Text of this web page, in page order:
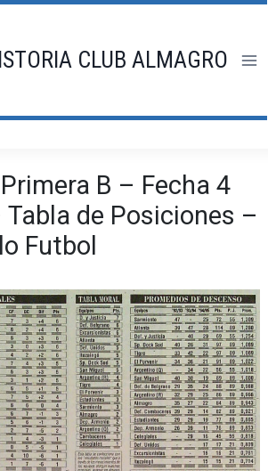
CLUB ALMAGRO
B – Fecha 4
de Posiciones –
Futbol